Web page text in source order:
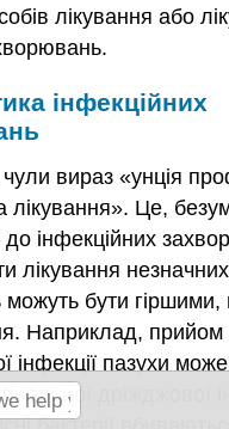
лікування або
інфекційних
вираз «унція
лікування». Це,
до інфекційних
лікування
бути гіршими,
Наприклад, прийом
інфекції пазухи
дріжджової